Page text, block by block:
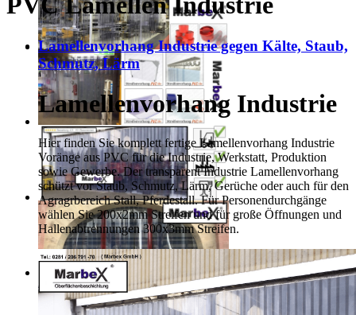
Lamellenvorhang Industrie gegen Kälte, Staub,
Schmutz, Lärm
Lamellenvorhang Industrie
Hier finden Sie komplett fertige Lamellenvorhang Industrie
Voränge aus PVC für die Industrie, Werkstatt, Produktion
sowie Gewerbe. Der transparent Industrie Lamellenvorhang
schützt vor Staub, Schmutz, Lärm, Gerüche oder auch für den
Agragrbereich Stall, Pferdestall. Für Personendurchgänge
wählen Sie 200x2mm Streifen und für große Öffnungen und
Hallenabtrennungen 300x3mm Streifen.